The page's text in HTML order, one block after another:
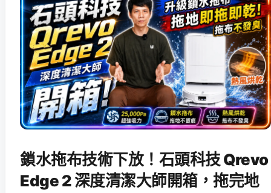
鎖水拖布技術下放！石頭科技 Qrevo
Edge 2 深度清潔大師開箱，拖完地